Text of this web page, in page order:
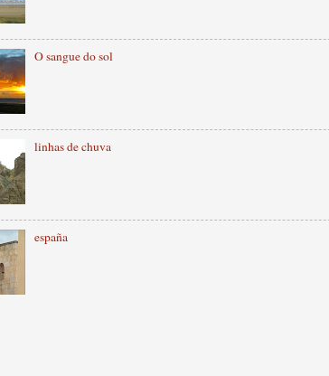
O sangue do sol
linhas de chuva
españa